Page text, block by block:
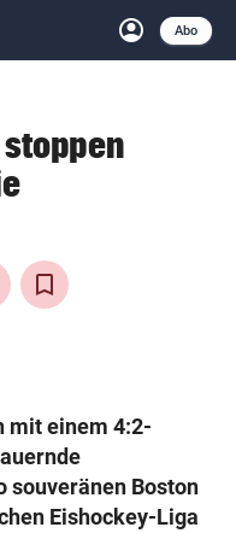
account_circle
Anmelden
Abo
close Schließen
arrow_right
mit einem 4:2-
souveränen Boston
Eishockey-Liga